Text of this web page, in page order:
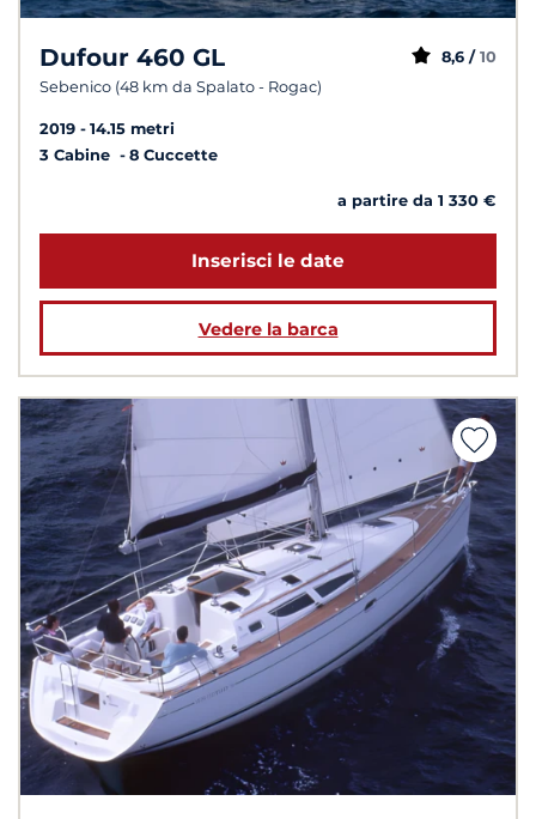
Dufour 460 GL
Sebenico (48 km da Spalato - Rogac)
8,6 / 10
2019
14.15 metri
3 Cabine
8 Cuccette
a partire da 1 330 €
Inserisci le date
Vedere la barca